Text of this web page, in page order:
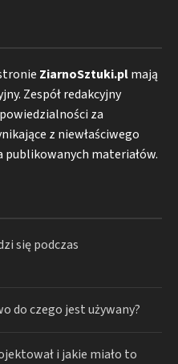
ZiarnoSztuki.plmają
Zespół redakcyjny
za
z niewłaściwego
materiałów.
się podczas
do czego jest używany?
i jakie miało to